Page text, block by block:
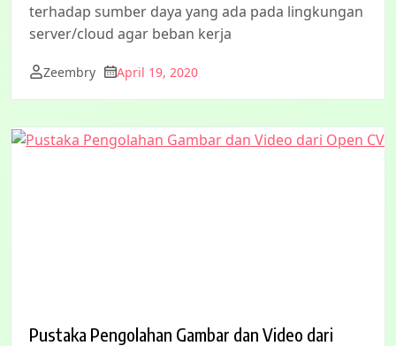
terhadap sumber daya yang ada pada lingkungan
server/cloud agar beban kerja
Zeembry April 19, 2020
Pustaka Pengolahan Gambar dan Video dari